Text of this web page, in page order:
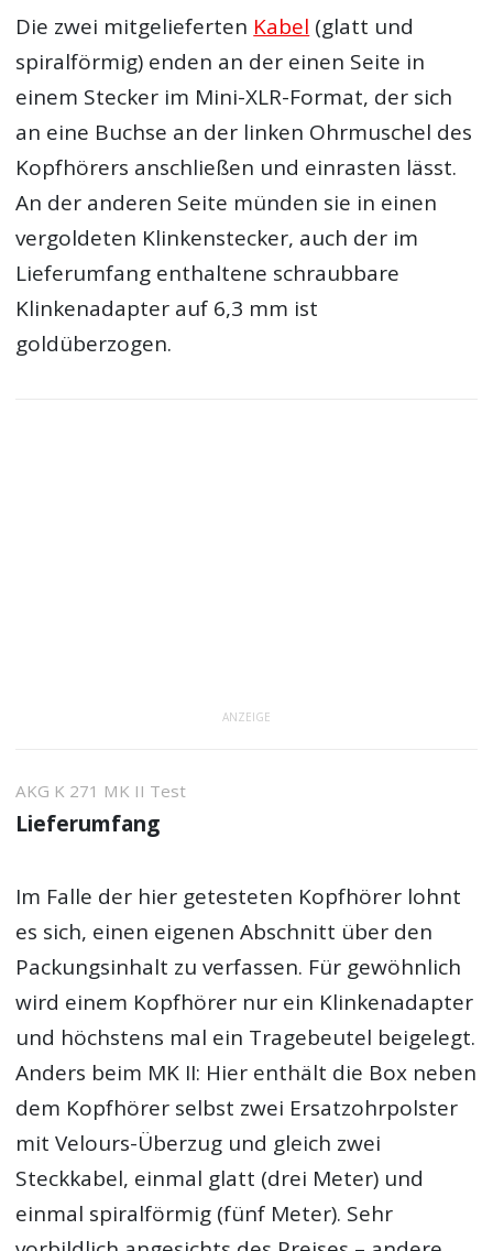
Die zwei mitgelieferten Kabel (glatt und
spiralförmig) enden an der einen Seite in
einem Stecker im Mini-XLR-Format, der sich
an eine Buchse an der linken Ohrmuschel des
Kopfhörers anschließen und einrasten lässt.
An der anderen Seite münden sie in einen
vergoldeten Klinkenstecker, auch der im
Lieferumfang enthaltene schraubbare
Klinkenadapter auf 6,3 mm ist
goldüberzogen.
ANZEIGE
AKG K 271 MK II Test
Lieferumfang
Im Falle der hier getesteten Kopfhörer lohnt
es sich, einen eigenen Abschnitt über den
Packungsinhalt zu verfassen. Für gewöhnlich
wird einem Kopfhörer nur ein Klinkenadapter
und höchstens mal ein Tragebeutel beigelegt.
Anders beim MK II: Hier enthält die Box neben
dem Kopfhörer selbst zwei Ersatzohrpolster
mit Velours-Überzug und gleich zwei
Steckkabel, einmal glatt (drei Meter) und
einmal spiralförmig (fünf Meter). Sehr